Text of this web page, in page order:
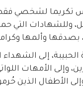
تكريما لشخصي
وللشهادات التي
بصدقها وألمها
الحبيبة، إلى
وإلى الأمهات
الأطفال الذين